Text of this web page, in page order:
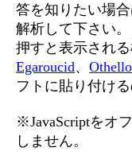
答を知りたい場
解析して下さい。
押すと表示され
Egaroucid、
フトに貼り付ける
※JavaScriptをオ
しません。